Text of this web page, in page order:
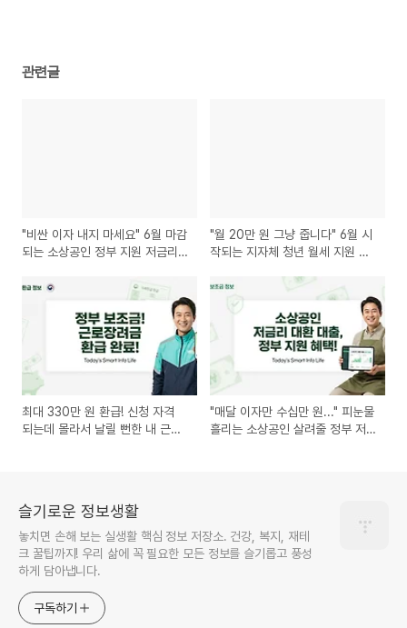
관련글
"비싼 이자 내지 마세요" 6월 마감
되는 소상공인 정부 지원 저금리
"월 20만 원 그냥 줍니다" 6월 시
작되는 지자체 청년 월세 지원 안
최대 330만 원 환급! 신청 자격
되는데 몰라서 날릴 뻔한 내 근로
"매달 이자만 수십만 원..." 피눈물
흘리는 소상공인 살려줄 정부 저
슬기로운 정보생활
놓치면 손해 보는 실생활 핵심 정보 저장소. 건강, 복지, 재테
크 꿀팁까지! 우리 삶에 꼭 필요한 모든 정보를 슬기롭고 풍성
하게 담아냅니다.
구독하기